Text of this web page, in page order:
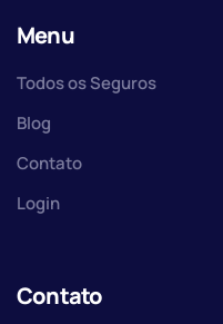
Menu
Todos os Seguros
Blog
Contato
Login
Contato